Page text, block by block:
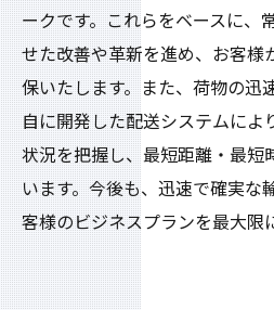
ークです。これらをベースに、
せた改善や革新を進め、お客様
保いたします。また、荷物の迅
自に開発した配送システムによ
状況を把握し、最短距離・最短
います。今後も、迅速で確実な
客様のビジネスプランを最大限